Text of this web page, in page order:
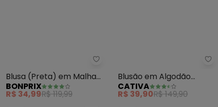
bonprix - Blusa (Preta) em
Blusa (Preta) em Malha
de Viscose e Devorê
BONPRIX
R$ 34,99 R$ 119,99
Blusão em Algodão
(Marrom)
CATIVA
R$ 39,90
R$ 149,90